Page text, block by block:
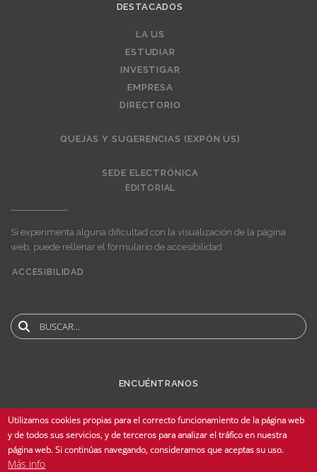
DESTACADOS
LA US
ESTUDIAR
INVESTIGAR
EMPRESA
DIRECTORIO
QUEJAS Y SUGERENCIAS (EXPÓN US)
SEDE ELECTRÓNICA
EDITORIAL
Si experimenta alguna dificultad con la visualización de la página
web, puede rellenar el formulario de accesibilidad
menu
ACCESIBILIDAD
Buscar
ENCUÉNTRANOS
Utilizamos cookies propias para el correcto funcionamiento de la página web
y de todos sus servicios, y de terceros para analizar el tráfico en nuestra
página web. Si continúas navegando, consideramos que aceptas su uso.
Más info